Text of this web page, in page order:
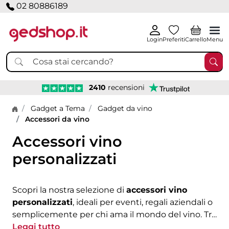
02 80886189
LoginPreferitiCarrelloMenu
2410 recensioni
Home page
Gadget a Tema
Gadget da vino
Accessori da vino
Accessori vino
personalizzati
Scopri la nostra selezione di accessori vino
personalizzati, ideali per eventi, regali aziendali o
semplicemente per chi ama il mondo del vino. Tra
i nostri prodotti trovi la pratica tracolla porta calice,
Leggi tutto